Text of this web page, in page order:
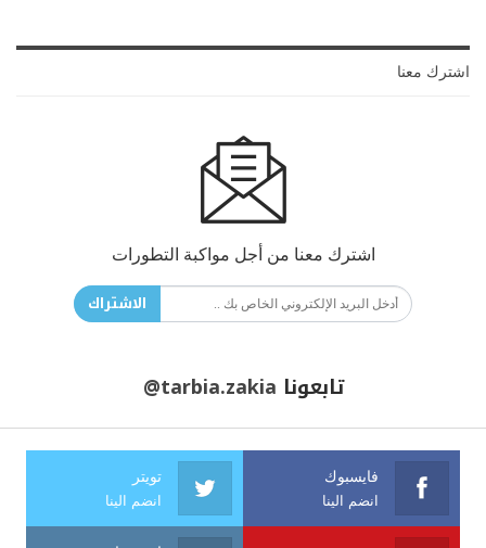
اشترك معنا
اشترك معنا من أجل مواكبة التطورات
الاشتراك
تابعونا @tarbia.zakia
فايسبوك
انضم الينا
تويتر
انضم الينا